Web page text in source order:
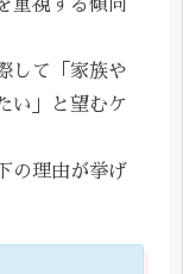
重視する傾向
して「家族や
い」と望むケ
の理由が挙げ